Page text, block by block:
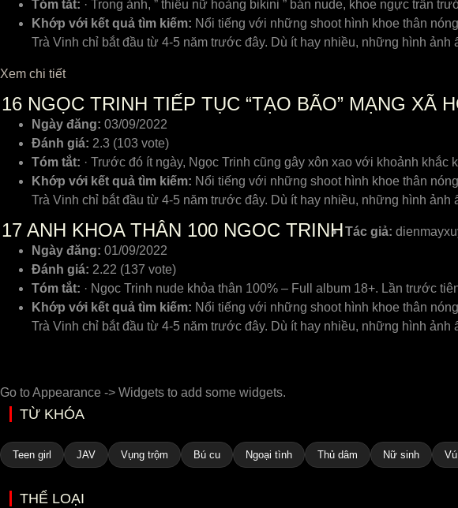
Tóm tắt: · Trong ảnh, ” thiếu nữ hoàng bikini ” bán nude, khoe ngực trần
Khớp với kết quả tìm kiếm: Nổi tiếng với những shoot hình khoe thân
Trà Vinh chỉ bắt đầu từ 4-5 năm trước đây. Dù ít hay nhiều, những hình ảnh
Xem chi tiết
16 NGỌC TRINH TIẾP TỤC “TẠO BÃO” MẠNG
Ngày đăng: 03/09/2022
Đánh giá: 2.3 (103 vote)
Tóm tắt: · Trước đó ít ngày, Ngọc Trinh cũng gây xôn xao với khoảnh
Khớp với kết quả tìm kiếm: Nổi tiếng với những shoot hình khoe thân
Trà Vinh chỉ bắt đầu từ 4-5 năm trước đây. Dù ít hay nhiều, những hình ảnh
17 ANH KHOA THÂN 100 NGOC TRINHTác giả:
Ngày đăng: 01/09/2022
Đánh giá: 2.22 (137 vote)
Tóm tắt: · Ngọc Trinh nude khỏa thân 100% – Full album 18+. Lần trước
Khớp với kết quả tìm kiếm: Nổi tiếng với những shoot hình khoe thân
Trà Vinh chỉ bắt đầu từ 4-5 năm trước đây. Dù ít hay nhiều, những hình ảnh
Go to Appearance -> Widgets to add some widgets.
TỪ KHÓA
Teen girl JAV Vụng trộm Bú cu Ngoại tình Thủ dâm Nữ sinh
THỂ LOẠI